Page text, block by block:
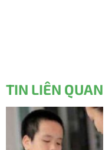
TIN LIÊN QUAN